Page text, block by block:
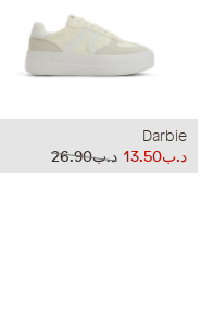
Darbie
د.ب26.90
د.ب13.50